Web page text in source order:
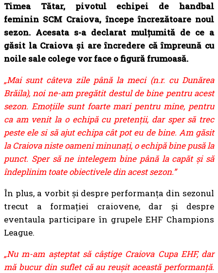
Timea Tătar, pivotul echipei de handbal
feminin SCM Craiova, începe încrezătoare noul
sezon. Acesata s-a declarat mulțumită de ce a
găsit la Craiova și are încredere că împreună cu
noile sale colege vor face o figură frumoasă.
„Mai sunt câteva zile până la meci (n.r. cu Dunărea
Brăila), noi ne-am pregătit destul de bine pentru acest
sezon. Emoțiile sunt foarte mari pentru mine, pentru
ca am venit la o echipă cu pretenții, dar sper să trec
peste ele si să ajut echipa cât pot eu de bine. Am găsit
la Craiova niste oameni minunați, o echipă bine pusă la
punct. Sper să ne intelegem bine până la capăt și să
îndeplinim toate obiectivele din acest sezon.”
În plus, a vorbit și despre performanța din sezonul
trecut a formației craiovene, dar și despre
eventaula participare în grupele EHF Champions
League.
„Nu m-am așteptat să câștige Craiova Cupa EHF, dar
mă bucur din suflet că au reușit această performanță.